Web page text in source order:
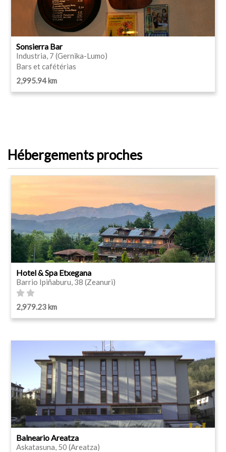
Sonsierra Bar
Industria, 7 (Gernika-Lumo)
Bars et cafétérias
2,995.94 km
Hébergements proches
Hotel & Spa Etxegana
Barrio Ipiñaburu, 38 (Zeanuri)
2,979.23 km
Balneario Areatza
Askatasuna, 50 (Areatza)